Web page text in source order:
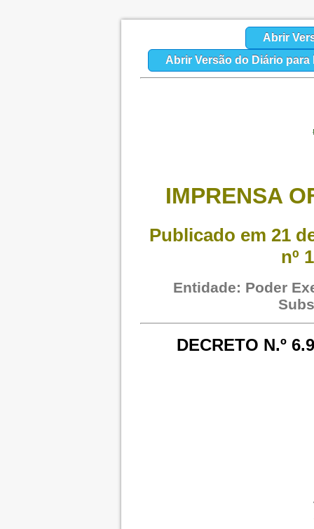
Abrir
Abrir Versão do Diário para
IMPRENSA
Publicado em 21
nº
Entidade: Poder
DECRETO N.º